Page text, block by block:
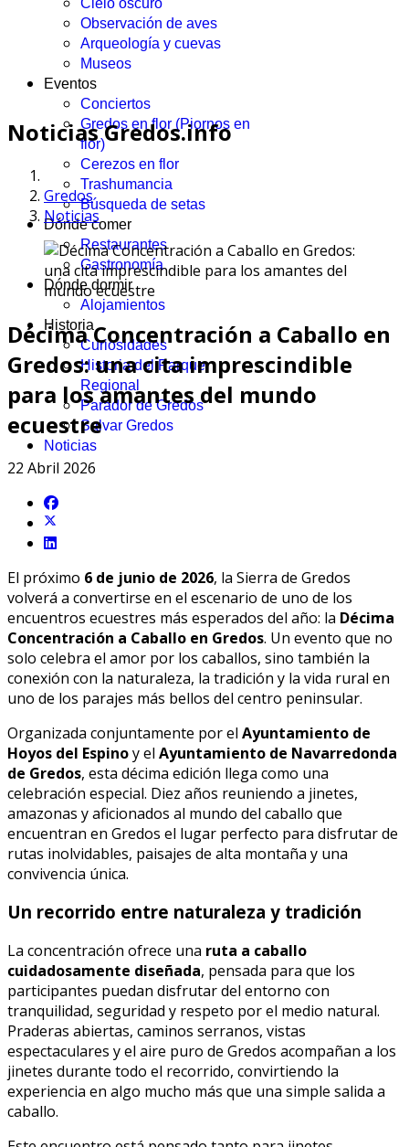
Cielo oscuro
Observación de aves
Arqueología y cuevas
Museos
Eventos
Conciertos
Gredos en flor (Piornos en
flor)
Cerezos en flor
Trashumancia
Búsqueda de setas
Dónde comer
Restaurantes
Gastronomía
Dónde dormir
Alojamientos
Historia
Curiosidades
Historia del Parque
Regional
Parador de Gredos
Salvar Gredos
Noticias
Noticias Gredos.info
Gredos
Noticias
Décima Concentración a Caballo en
Gredos: una cita imprescindible
para los amantes del mundo
ecuestre
22 Abril 2026
El próximo 6 de junio de 2026, la Sierra de Gredos
volverá a convertirse en el escenario de uno de los
encuentros ecuestres más esperados del año: la Décima
Concentración a Caballo en Gredos. Un evento que no
solo celebra el amor por los caballos, sino también la
conexión con la naturaleza, la tradición y la vida rural en
uno de los parajes más bellos del centro peninsular.
Organizada conjuntamente por el Ayuntamiento de
Hoyos del Espinoy el Ayuntamiento de Navarredonda
de Gredos, esta décima edición llega como una
celebración especial. Diez años reuniendo a jinetes,
amazonas y aficionados al mundo del caballo que
encuentran en Gredos el lugar perfecto para disfrutar de
rutas inolvidables, paisajes de alta montaña y una
convivencia única.
Un recorrido entre naturaleza y tradición
La concentración ofrece una ruta a caballo
cuidadosamente diseñada, pensada para que los
participantes puedan disfrutar del entorno con
tranquilidad, seguridad y respeto por el medio natural.
Praderas abiertas, caminos serranos, vistas
espectaculares y el aire puro de Gredos acompañan a los
jinetes durante todo el recorrido, convirtiendo la
experiencia en algo mucho más que una simple salida a
caballo.